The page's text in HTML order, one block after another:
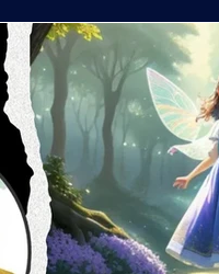
Inchieste - Interviste
Attualità